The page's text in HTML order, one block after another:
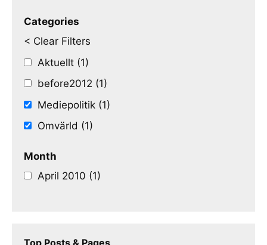
Categories
< Clear Filters
Aktuellt (1)
before2012 (1)
Mediepolitik (1)
Omvärld (1)
Month
April 2010 (1)
Top Posts & Pages